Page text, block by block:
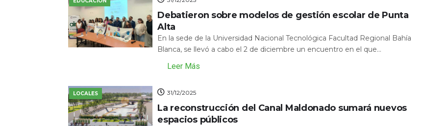
Debatieron sobre modelos de gestión escolar de Punta
Alta
En la sede de la Universidad Nacional Tecnológica Facultad Regional Bahía
Blanca, se llevó a cabo el 2 de diciembre un encuentro en el que...
Leer Más
LOCALES 31/12/2025
La reconstrucción del Canal Maldonado sumará nuevos
espacios públicos